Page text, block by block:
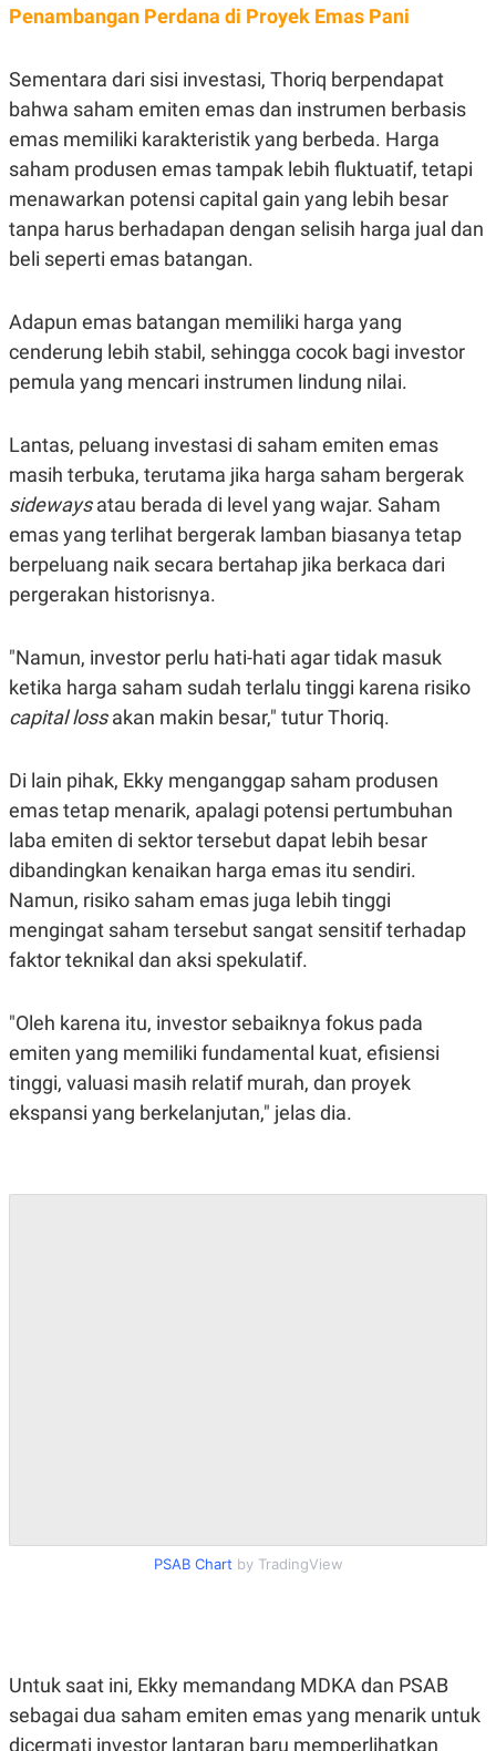
Penambangan Perdana di Proyek Emas Pani
Sementara dari sisi investasi, Thoriq berpendapat
bahwa saham emiten emas dan instrumen berbasis
emas memiliki karakteristik yang berbeda. Harga
saham produsen emas tampak lebih fluktuatif, tetapi
menawarkan potensi capital gain yang lebih besar
tanpa harus berhadapan dengan selisih harga jual dan
beli seperti emas batangan.
Adapun emas batangan memiliki harga yang
cenderung lebih stabil, sehingga cocok bagi investor
pemula yang mencari instrumen lindung nilai.
Lantas, peluang investasi di saham emiten emas
masih terbuka, terutama jika harga saham bergerak
sidewaysatau berada di level yang wajar. Saham
emas yang terlihat bergerak lamban biasanya tetap
berpeluang naik secara bertahap jika berkaca dari
pergerakan historisnya.
"Namun, investor perlu hati-hati agar tidak masuk
ketika harga saham sudah terlalu tinggi karena risiko
capital lossakan makin besar," tutur Thoriq.
Di lain pihak, Ekky menganggap saham produsen
emas tetap menarik, apalagi potensi pertumbuhan
laba emiten di sektor tersebut dapat lebih besar
dibandingkan kenaikan harga emas itu sendiri.
Namun, risiko saham emas juga lebih tinggi
mengingat saham tersebut sangat sensitif terhadap
faktor teknikal dan aksi spekulatif.
"Oleh karena itu, investor sebaiknya fokus pada
emiten yang memiliki fundamental kuat, efisiensi
tinggi, valuasi masih relatif murah, dan proyek
ekspansi yang berkelanjutan," jelas dia.
PSAB Chart by TradingView
Untuk saat ini, Ekky memandang MDKA dan PSAB
sebagai dua saham emiten emas yang menarik untuk
dicermati investor lantaran baru memperlihatkan